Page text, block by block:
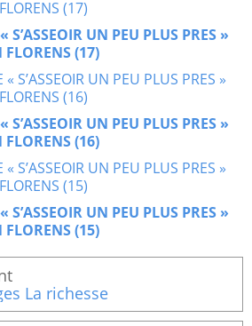
S’ASSEOIR UN PEU PLUS PRES »
FLORENS (17)
S’ASSEOIR UN PEU PLUS PRES »
FLORENS (16)
S’ASSEOIR UN PEU PLUS PRES »
FLORENS (15)
La richesse